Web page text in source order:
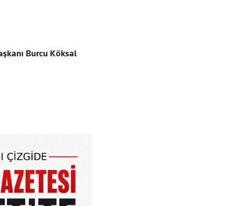
Burcu Köksal